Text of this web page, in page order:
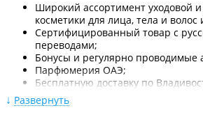
Широкий ассортимент уходовой
косметики для лица, тела и
Сертифицированный товар с
переводами;
Бонусы и регулярно проводимые
Парфюмерия ОАЭ;
Бесплатную доставку по
свыше 3000 рублей, при заказе
- доставка 300 рублей.
Развернуть